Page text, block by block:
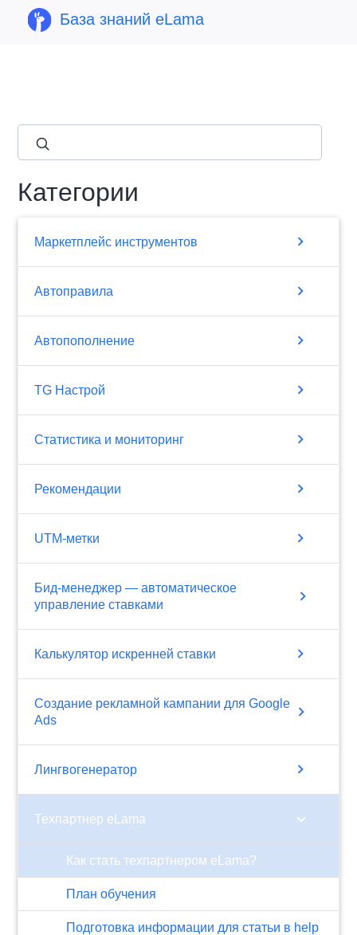
База знаний eLama
Категории
Маркетплейс инструментов chevron_right
Автоправила chevron_right
Автопополнение chevron_right
TG Настрой chevron_right
Статистика и мониторинг chevron_right
Рекомендации chevron_right
UTM-метки chevron_right
Бид-менеджер — автоматическое
управление ставками
chevron_right
Калькулятор искренней ставки chevron_right
Создание рекламной кампании для Google
Ads
chevron_right
Лингвогенератор chevron_right
Техпартнер eLama chevron_right
Как стать техпартнером eLama?
План обучения
Подготовка информации для статьи в help